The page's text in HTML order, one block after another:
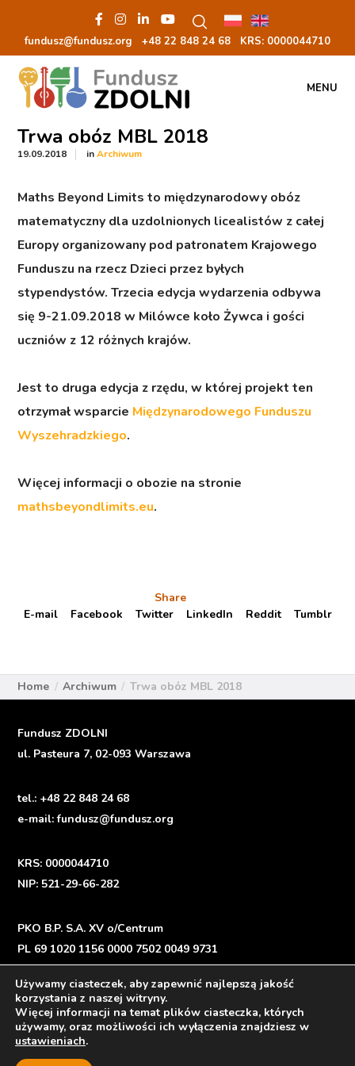
fundusz@fundusz.org +48 22 848 24 68 KRS: 0000044710
MENU
Trwa obóz MBL 2018
19.09.2018 inArchiwum
Maths Beyond Limits to międzynarodowy obóz
matematyczny dla uzdolnionych licealistów z całej
Europy organizowany pod patronatem Krajowego
Funduszu na rzecz Dzieci przez byłych
stypendystów. Trzecia edycja wydarzenia odbywa
się 9-21.09.2018 w Milówce koło Żywca i gości
uczniów z 12 różnych krajów.
Jest to druga edycja z rzędu, w której projekt ten
otrzymał wsparcie Międzynarodowego Funduszu
Wyszehradzkiego.
Więcej informacji o obozie na stronie
mathsbeyondlimits.eu.
Share
E-mail
Facebook Twitter LinkedIn Reddit Tumblr
Home Archiwum Trwa obóz MBL 2018
Fundusz ZDOLNI
ul. Pasteura 7, 02-093 Warszawa
tel.: +48 22 848 24 68
e-mail:fundusz@fundusz.org
KRS: 0000044710
NIP: 521-29-66-282
PKO B.P. S.A. XV o/Centrum
PL 69 1020 1156 0000 7502 0049 9731
Polityka prywatności/Privacy Policy
Używamy ciasteczek, aby zapewnić najlepszą jakość
korzystania z naszej witryny.
Więcej informacji na temat plików ciasteczka, których
używamy, oraz możliwości ich wyłączenia znajdziesz w
ustawieniach.